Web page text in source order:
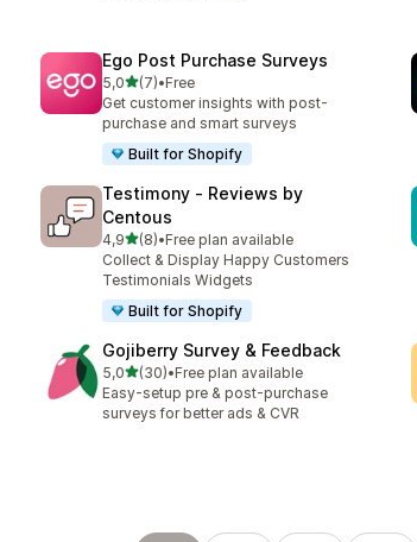
Ego Post Purchase Surveys
5,0na 5 gwiazdek
(7)
Łączna liczba recenzji: 7
•Free
Get customer insights with post-
purchase and smart surveys
Built for Shopify
Testimony ‑ Reviews by
Centous
4,9na 5 gwiazdek
(8)
Łączna liczba recenzji: 8
•Free plan available
Collect & Display Happy Customers
Testimonials Widgets
Built for Shopify
Gojiberry Survey & Feedback
5,0na 5 gwiazdek
(30)
Łączna liczba recenzji: 30
•Free plan available
Easy-setup pre & post-purchase
surveys for better ads & CVR